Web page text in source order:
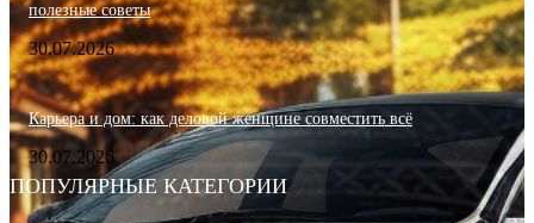
полезные советы
30.07.2026
Карьера и дом: как деловой женщине совместить всё
30.07.2026
ПОПУЛЯРНЫЕ КАТЕГОРИИ